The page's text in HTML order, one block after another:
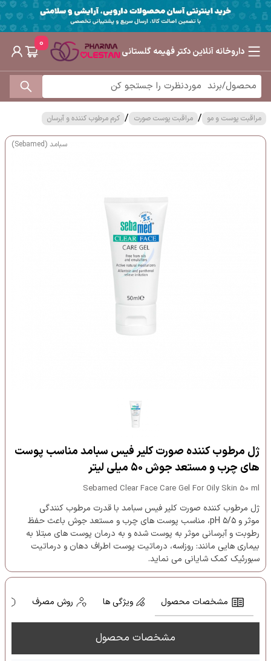
داروخانه آنلاین دکتر فهیمه گلستانی
0
مراقبت پوست و مو / مراقبت پوست صورت / کرم مرطوب کننده و آبرسان
سبامد (Sebamed)
ژل مرطوب کننده صورت کلیر فیس سبامد مناسب پوست
های چرب و مستعد جوش ۵۰ میلی لیتر
Sebamed Clear Face Care Gel For Oily Skin 50 ml
ژل مرطوب کننده صورت کلیر فیس سبامد با قدرت مرطوب کنندگی
موثر و ۵/۵ pH، مناسب پوست های چرب و مستعد جوش باعث حفظ
رطوبت و آبرسانی موثر به پوست شده و به درمان پوست های مبتلا به
بیماری هایی مانند: روزاسه، درماتیت پوست اطراف دهان و درماتیت
سبورئیک کمک شایانی می نماید.
مشخصات محصول ویژگی ها روش مصرف
مشخصات محصول